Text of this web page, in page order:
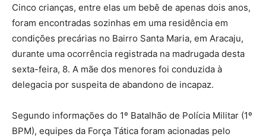
Cinco crianças, entre elas um bebê de apenas dois anos,
foram encontradas sozinhas em uma residência em
condições precárias no Bairro Santa Maria, em Aracaju,
durante uma ocorrência registrada na madrugada desta
sexta-feira, 8. A mãe dos menores foi conduzida à
delegacia por suspeita de abandono de incapaz.
Segundo informações do 1º Batalhão de Polícia Militar (1º
BPM), equipes da Força Tática foram acionadas pelo